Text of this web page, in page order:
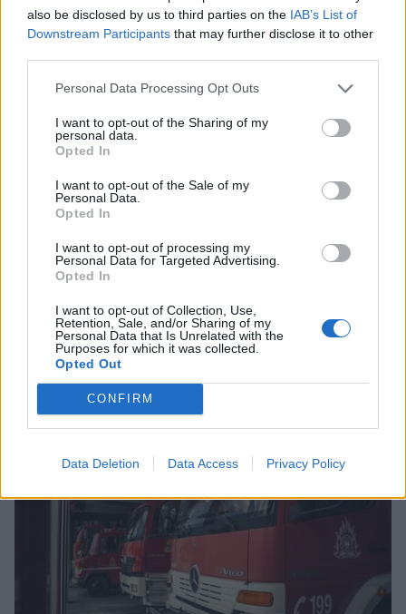
also be disclosed by us to third parties on the IAB’s List of
Downstream Participants that may further disclose it to other
Personal Data Processing Opt Outs
I want to opt-out of the Sharing of my
personal data.
Opted In
I want to opt-out of the Sale of my
Personal Data.
Opted In
I want to opt-out of processing my
Personal Data for Targeted Advertising.
Opted In
I want to opt-out of Collection, Use,
Retention, Sale, and/or Sharing of my
Personal Data that Is Unrelated with the
Purposes for which it was collected.
Opted Out
CONFIRM
Data Deletion Data Access Privacy Policy
Πελοπόννησος
«Πυροσβέστες και εθελοντές στην
πρώτη γραμμή»